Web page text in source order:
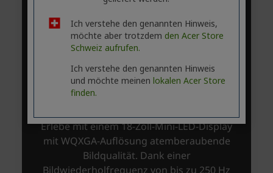
Ich verstehe den genannten Hinweis,
möchte aber trotzdem den Acer Store
Schweiz aufrufen.
Ich verstehe den genannten Hinweis
und möchte meinen lokalen Acer Store
finden.